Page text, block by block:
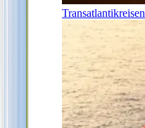
Transatlantikreisen